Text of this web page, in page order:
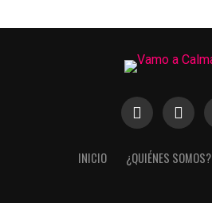
INICIO ¿QUIÉNES SOMOS?